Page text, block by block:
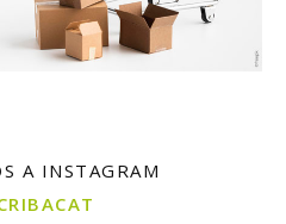
A INSTAGRAM